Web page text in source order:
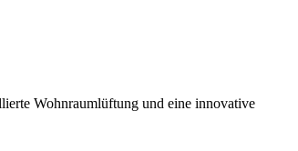
Wohnraumlüftung und eine innovative